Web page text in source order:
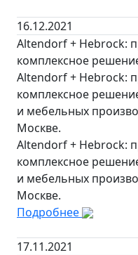
16.12.2021
Altendorf + Hebrock:
комплексное
Altendorf + Hebrock:
комплексное
и мебельных
Москве.
Altendorf + Hebrock:
комплексное
и мебельных
Москве.
Подробнее
17.11.2021